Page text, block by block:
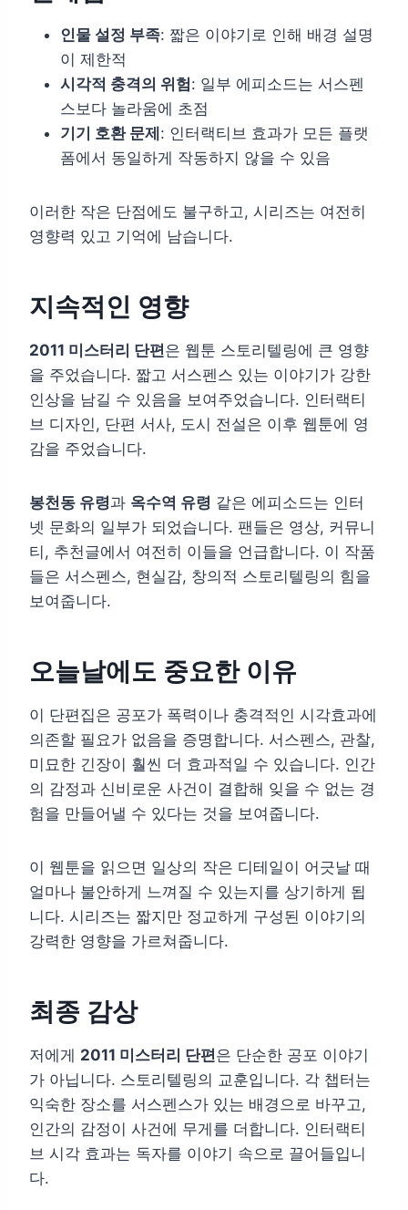
인물 설정 부족: 짧은 이야기로 인해 배경 설명
이 제한적
시각적 충격의 위험: 일부 에피소드는 서스펜
스보다 놀라움에 초점
기기 호환 문제: 인터랙티브 효과가 모든 플랫
폼에서 동일하게 작동하지 않을 수 있음
이러한 작은 단점에도 불구하고, 시리즈는 여전히
영향력 있고 기억에 남습니다.
지속적인 영향
2011 미스터리 단편은 웹툰 스토리텔링에 큰 영향
을 주었습니다. 짧고 서스펜스 있는 이야기가 강한
인상을 남길 수 있음을 보여주었습니다. 인터랙티
브 디자인, 단편 서사, 도시 전설은 이후 웹툰에 영
감을 주었습니다.
봉천동 유령과 옥수역 유령 같은 에피소드는 인터
넷 문화의 일부가 되었습니다. 팬들은 영상, 커뮤니
티, 추천글에서 여전히 이들을 언급합니다. 이 작품
들은 서스펜스, 현실감, 창의적 스토리텔링의 힘을
보여줍니다.
오늘날에도 중요한 이유
이 단편집은 공포가 폭력이나 충격적인 시각효과에
의존할 필요가 없음을 증명합니다. 서스펜스, 관찰,
미묘한 긴장이 훨씬 더 효과적일 수 있습니다. 인간
의 감정과 신비로운 사건이 결합해 잊을 수 없는 경
험을 만들어낼 수 있다는 것을 보여줍니다.
이 웹툰을 읽으면 일상의 작은 디테일이 어긋날 때
얼마나 불안하게 느껴질 수 있는지를 상기하게 됩
니다. 시리즈는 짧지만 정교하게 구성된 이야기의
강력한 영향을 가르쳐줍니다.
최종 감상
저에게 2011 미스터리 단편은 단순한 공포 이야기
가 아닙니다. 스토리텔링의 교훈입니다. 각 챕터는
익숙한 장소를 서스펜스가 있는 배경으로 바꾸고,
인간의 감정이 사건에 무게를 더합니다. 인터랙티
브 시각 효과는 독자를 이야기 속으로 끌어들입니
다.